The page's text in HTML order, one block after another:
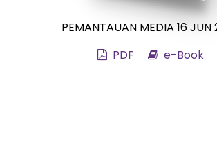
PEMANTAUAN MEDIA 16 JUN
PDF
e-Book